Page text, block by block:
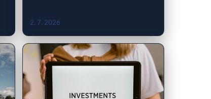
2. 7. 2026